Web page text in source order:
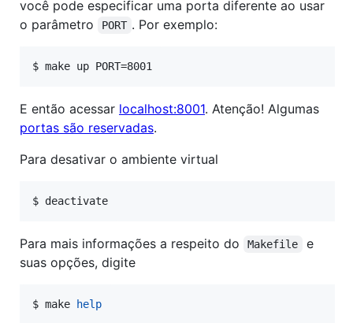
você pode especificar uma porta diferente ao usar
o parâmetro
PORT . Por exemplo:
$ make up PORT=8001
E então acessar localhost:8001. Atenção! Algumas
portas são reservadas.
Para desativar o ambiente virtual
$ deactivate
Para mais informações a respeito do Makefile
e
suas opções, digite
$ make help